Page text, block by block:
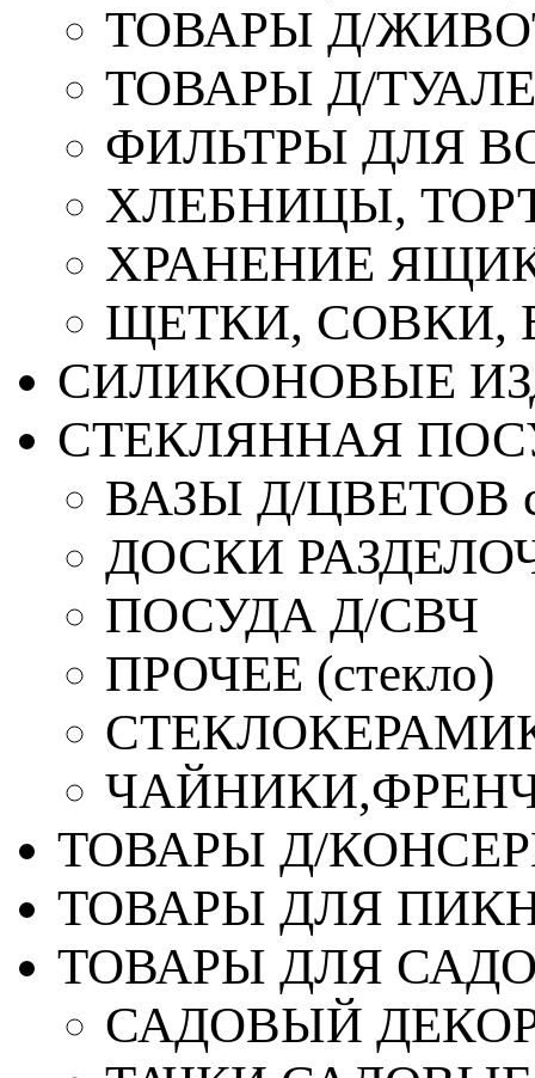
ТОВАРЫ Д/
ТОВАРЫ Д/
ФИЛЬТРЫ ДЛЯ
ХЛЕБНИЦЫ,
ХРАНЕНИЕ
ЩЕТКИ, СОВКИ,
СИЛИКОНОВЫЕ
СТЕКЛЯННАЯ
ВАЗЫ Д/ЦВЕТОВ
ДОСКИ
ПОСУДА Д/СВЧ
ПРОЧЕЕ (стекло)
ТОВАРЫ Д/
ТОВАРЫ ДЛЯ
ТОВАРЫ ДЛЯ
САДОВЫЙ